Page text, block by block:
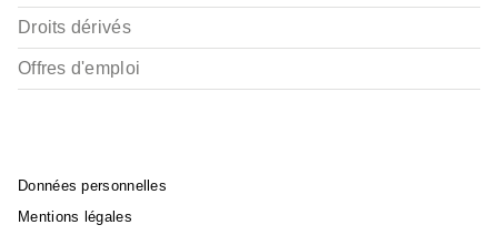
Droits dérivés
Offres d'emploi
Données personnelles
Mentions légales